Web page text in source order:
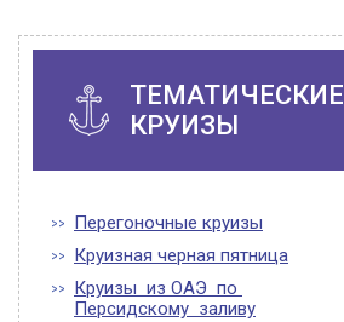
ТЕМАТИЧЕСКИЕ
КРУИЗЫ
Перегоночные круизы
Круизная черная пятница
Круизы из ОАЭ по
Персидскому заливу